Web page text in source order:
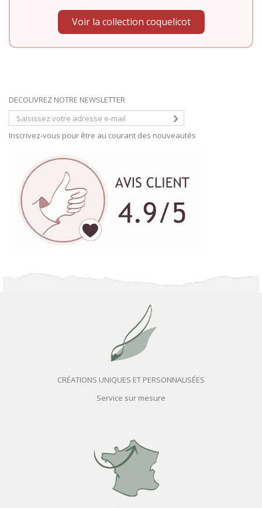
Voir la collection coquelicot
DECOUVREZ NOTRE NEWSLETTER
Inscrivez-vous pour être au courant des nouveautés
CRÉATIONS UNIQUES ET PERSONNALISÉES
Service sur mesure